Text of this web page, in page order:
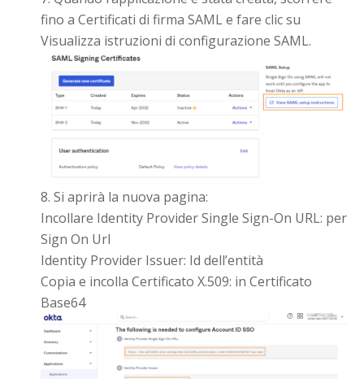
fino a Certificati di firma SAML e fare clic su
Visualizza istruzioni di configurazione SAML.
Si aprirà la nuova pagina:
Incollare Identity Provider Single Sign-On URL: per
Sign On Url
Identity Provider Issuer: Id dell’entità
Copia e incolla Certificato X.509: in Certificato
Base64